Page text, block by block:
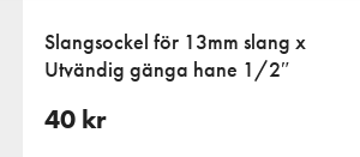
Slangsockel för 13mm slang x
Utvändig gänga hane 1/2″
40 kr